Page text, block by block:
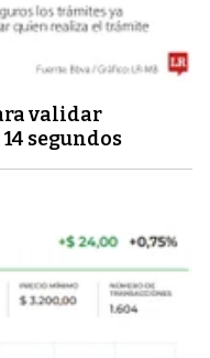
validar
segundos